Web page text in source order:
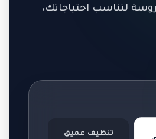
لتناسب احتياجاتك،
تنظيف عميق